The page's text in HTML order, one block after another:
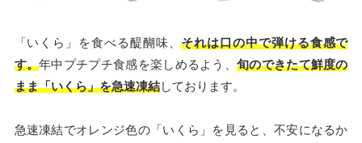
「いくら」を食べる醍醐味、それは口の中で弾ける食感で
す。年中プチプチ食感を楽しめるよう、旬のできたて鮮度の
まま「いくら」を急速凍結しております。
急速凍結でオレンジ色の「いくら」を見ると、不安になるか